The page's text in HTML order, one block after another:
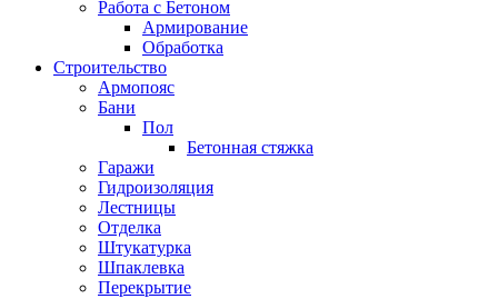
Работа с Бетоном
Армирование
Обработка
Строительство
Армопояс
Бани
Пол
Бетонная стяжка
Гаражи
Гидроизоляция
Лестницы
Отделка
Штукатурка
Шпаклевка
Перекрытие